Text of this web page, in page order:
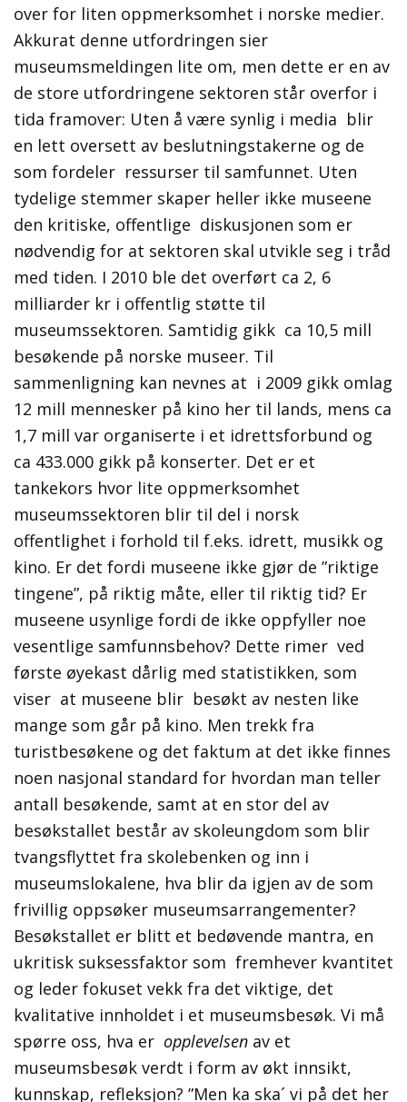
over for liten oppmerksomhet i norske medier.
Akkurat denne utfordringen sier
museumsmeldingen lite om, men dette er en av
de store utfordringene sektoren står overfor i
tida framover: Uten å være synlig i media blir
en lett oversett av beslutningstakerne og de
som fordeler ressurser til samfunnet. Uten
tydelige stemmer skaper heller ikke museene
den kritiske, offentlige diskusjonen som er
nødvendig for at sektoren skal utvikle seg i tråd
med tiden. I 2010 ble det overført ca 2, 6
milliarder kr i offentlig støtte til
museumssektoren. Samtidig gikk ca 10,5 mill
besøkende på norske museer. Til
sammenligning kan nevnes at i 2009 gikk omlag
12 mill mennesker på kino her til lands, mens ca
1,7 mill var organiserte i et idrettsforbund og
ca 433.000 gikk på konserter. Det er et
tankekors hvor lite oppmerksomhet
museumssektoren blir til del i norsk
offentlighet i forhold til f.eks. idrett, musikk og
kino. Er det fordi museene ikke gjør de ”riktige
tingene”, på riktig måte, eller til riktig tid? Er
museene usynlige fordi de ikke oppfyller noe
vesentlige samfunnsbehov? Dette rimer ved
første øyekast dårlig med statistikken, som
viser at museene blir besøkt av nesten like
mange som går på kino. Men trekk fra
turistbesøkene og det faktum at det ikke finnes
noen nasjonal standard for hvordan man teller
antall besøkende, samt at en stor del av
besøkstallet består av skoleungdom som blir
tvangsflyttet fra skolebenken og inn i
museumslokalene, hva blir da igjen av de som
frivillig oppsøker museumsarrangementer?
Besøkstallet er blitt et bedøvende mantra, en
ukritisk suksessfaktor som fremhever kvantitet
og leder fokuset vekk fra det viktige, det
kvalitative innholdet i et museumsbesøk. Vi må
spørre oss, hva er opplevelsen av et
museumsbesøk verdt i form av økt innsikt,
kunnskap, refleksjon? ”Men ka ska´ vi på det her